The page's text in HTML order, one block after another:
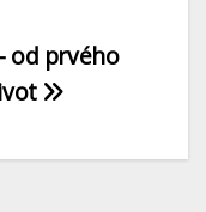
od prvého